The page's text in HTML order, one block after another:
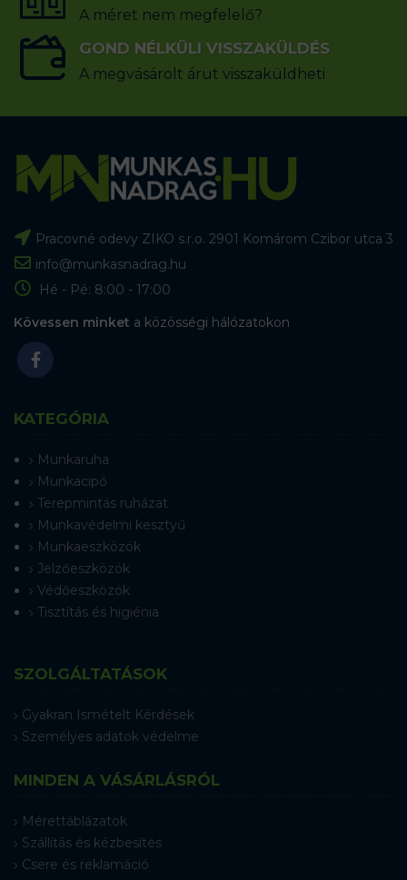
A méret nem megfelelő?
GOND NÉLKÜLI VISSZAKÜLDÉS
A megvásárolt árut visszaküldheti
Pracovné odevy ZIKO s.r.o. 2901 Komárom Czibor utca 3
info@munkasnadrag.hu
Hé - Pé: 8:00 - 17:00
Kövessen minket a közösségi hálózatokon
KATEGÓRIA
Munkaruha
Munkacipő
Terepmintás ruházat
Munkavédelmi kesztyű
Munkaeszközök
Jelzőeszközök
Védőeszközök
Tisztítás és higiénia
SZOLGÁLTATÁSOK
Gyakran Ismételt Kérdések
Személyes adatok védelme
MINDEN A VÁSÁRLÁSRÓL
Mérettáblázatok
Szállítás és kézbesítés
Csere és reklamáció